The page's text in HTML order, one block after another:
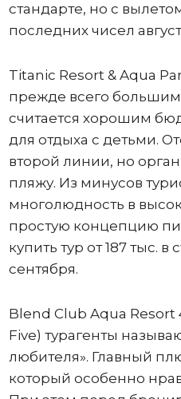
стандарте, но с
последних чисел
Titanic Resort & Aqua
прежде всего
считается хорошим
для отдыха с детьми.
второй линии, но
пляжу. Из минусов
многолюдность в
простую концепцию
купить тур от 187 тыс. в
сентября.
Blend Club Aqua
Five) турагенты
любителя». Главный
который особенно